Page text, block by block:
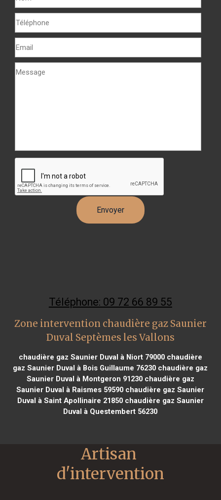
Téléphone: 09 72 66 89 55
Zone intervention chaudière gaz Saunier
Duval Septèmes les Vallons
chaudière gaz Saunier Duval à Niort 79000chaudière
gaz Saunier Duval à Bois Guillaume 76230 chaudière gaz
Saunier Duval à Montgeron 91230chaudière gaz
Saunier Duval à Raismes 59590 chaudière gaz Saunier
Duval à Saint Apollinaire 21850chaudière gaz Saunier
Duval à Questembert 56230
Artisan
d'intervention